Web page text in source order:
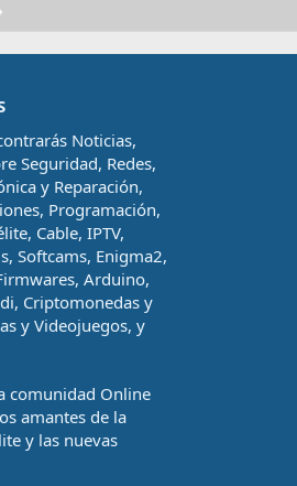
Noticias,
Seguridad, Redes,
y Reparación,
Programación,
Cable, IPTV,
Softcams, Enigma2,
Arduino,
Criptomonedas y
y Videojuegos, y
comunidad Online
amantes de la
y las nuevas